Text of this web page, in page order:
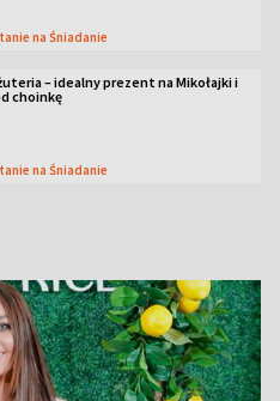
na Śniadanie
– idealny prezent na Mikołajki i
choinkę
na Śniadanie